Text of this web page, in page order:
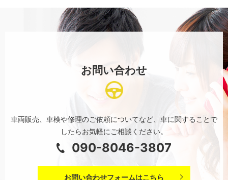
お問い合わせ
車両販売、車検や修理のご依頼についてなど、 車に関することで
したらお気軽にご相談ください。
090-8046-3807
お問い合わせフォームはこちら